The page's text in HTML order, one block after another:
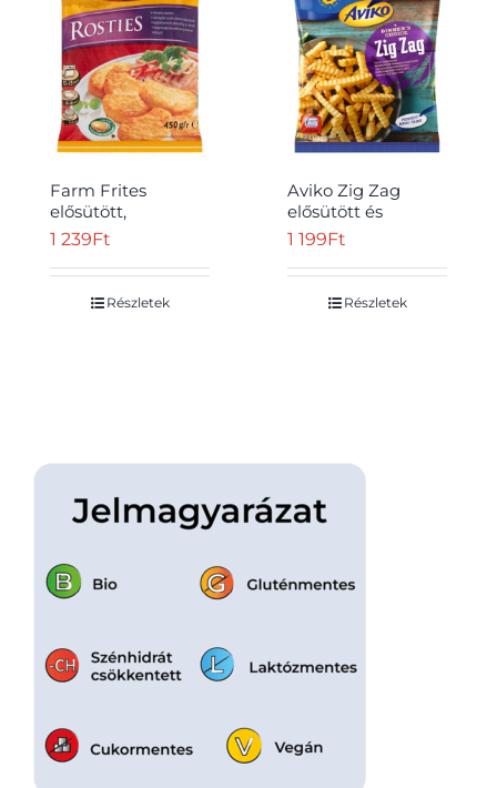
Farm Frites
elősütött,
gyorsfagyasztott,
1 239Ft
Részletek
Aviko Zig Zag
elősütött és
gyorsfagyasztott
hasábburgonya
sütőbe 750 g
1 199Ft
Részletek